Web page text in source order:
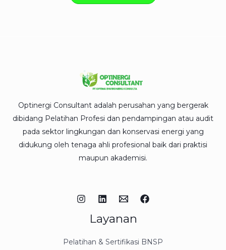
Optinergi Consultant adalah perusahan yang bergerak
dibidang Pelatihan Profesi dan pendampingan atau audit
pada sektor lingkungan dan konservasi energi yang
didukung oleh tenaga ahli profesional baik dari praktisi
maupun akademisi.
Layanan
Pelatihan & Sertifikasi BNSP